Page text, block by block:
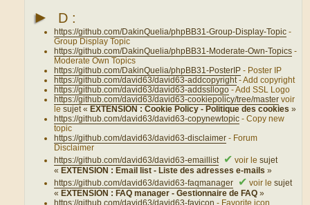
► D :
https://github.com/DakinQuelia/phpBB31-Group-Display-Topic -
Group Display Topic
https://github.com/DakinQuelia/phpBB31-Moderate-Own-Topics -
Moderate Own Topics
https://github.com/DakinQuelia/phpBB31-PosterIP - Poster IP
https://github.com/david63/david63-addcopyright - Add copyright
https://github.com/david63/david63-addssllogo - Add SSL Logo
https://github.com/david63/david63-cookiepolicy/tree/master voir
lesujet « EXTENSION : Cookie Policy - Politique des cookies»
https://github.com/david63/david63-copynewtopic - Copy new
topic
https://github.com/david63/david63-disclaimer - Forum
Disclaimer
https://github.com/david63/david63-emaillist
✔ voir lesujet
« EXTENSION : Email list - Liste des adresses e-mails»
https://github.com/david63/david63-faqmanager
✔ voir lesujet
« EXTENSION : FAQ manager - Gestionnaire de FAQ»
https://github.com/david63/david63-favicon - Favorite icon